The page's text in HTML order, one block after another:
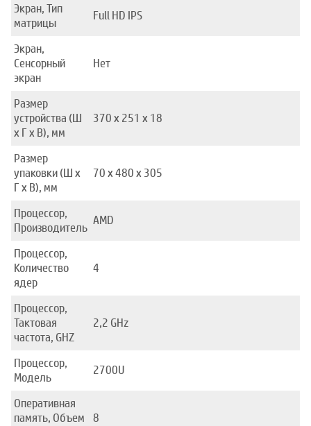
Экран, Тип
матрицы
Full HD IPS
Экран,
Сенсорный
экран
Нет
Размер
устройства (Ш
x Г x В), мм
370 x 251 x 18
Размер
упаковки (Ш x
Г x В), мм
70 x 480 x 305
Процессор,
Производитель
AMD
Процессор,
Количество
ядер
4
Процессор,
Тактовая
частота, GHZ
2,2 GHz
Процессор,
Модель
2700U
Оперативная
память, Объем
8